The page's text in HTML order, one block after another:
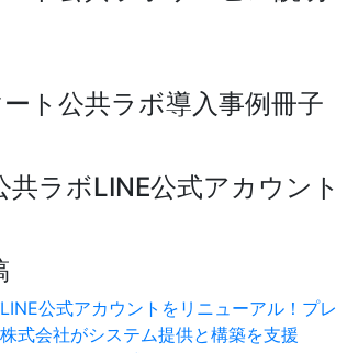
ト公共ラボ導入事例冊子
共ラボLINE公式アカウント
公式アカウントをリニューアル！プレ
式会社がシステム提供と構築を支援